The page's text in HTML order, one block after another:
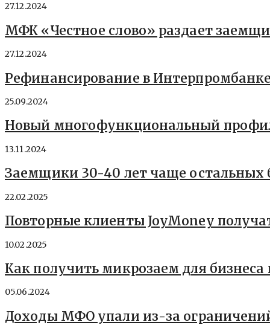
27.12.2024
МФК «Честное слово» раздает
27.12.2024
Рефинансирование в
25.09.2024
Новый многофункциональный
13.11.2024
Заемщики 30-40 лет чаще остальных
22.02.2025
Повторные клиенты JoyMoney
10.02.2025
Как получить микрозаем для
05.06.2024
Доходы МФО упали из-за